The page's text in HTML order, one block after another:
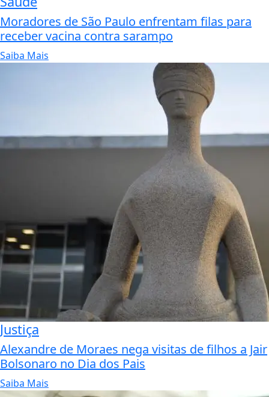
Moradores de São Paulo enfrentam filas para
receber vacina contra sarampo
Saiba Mais
Justiça
Alexandre de Moraes nega visitas de filhos a Jair
Bolsonaro no Dia dos Pais
Saiba Mais